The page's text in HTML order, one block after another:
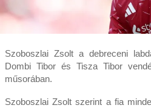
Szoboszlai Zsolt a debreceni
Dombi Tibor és Tisza Tibor
műsorában.
Szoboszlai Zsolt szerint a fia